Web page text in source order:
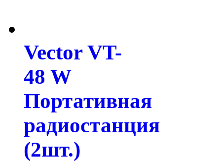
Vector VT-
48 W
Портативная
радиостанция
(2шт.)